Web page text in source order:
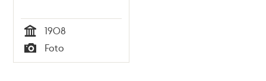
Tid
1908
Typ
Foto